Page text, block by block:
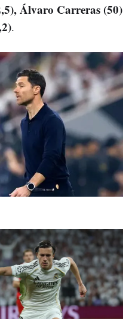
Álvaro Carreras (50)
.